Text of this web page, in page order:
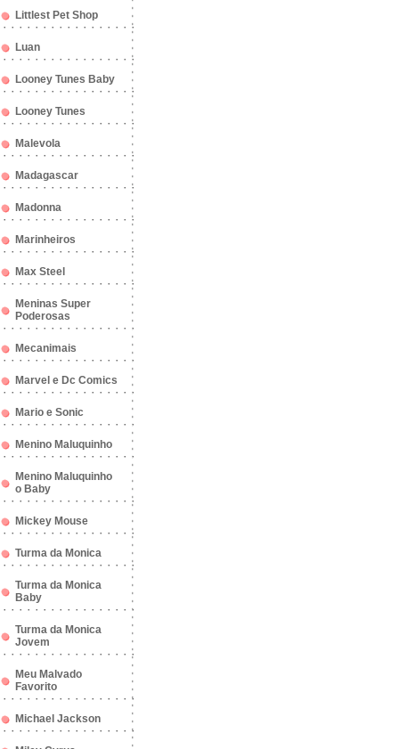
Littlest Pet Shop
Luan
Looney Tunes Baby
Looney Tunes
Malevola
Madagascar
Madonna
Marinheiros
Max Steel
Meninas Super
Poderosas
Mecanimais
Marvel e Dc Comics
Mario e Sonic
Menino Maluquinho
Menino Maluquinho
o Baby
Mickey Mouse
Turma da Monica
Turma da Monica
Baby
Turma da Monica
Jovem
Meu Malvado
Favorito
Michael Jackson